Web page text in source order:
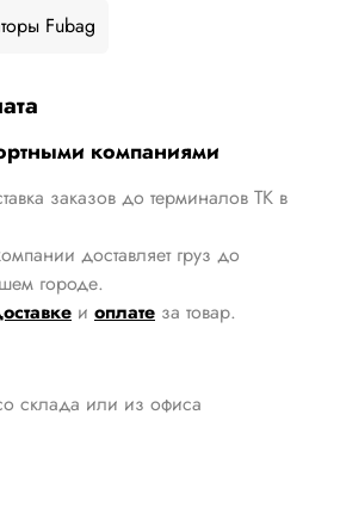
Fubag
компаниями
заказов до терминалов ТК в
доставляет груз до
городе.
и оплате за товар.
склада или из офиса